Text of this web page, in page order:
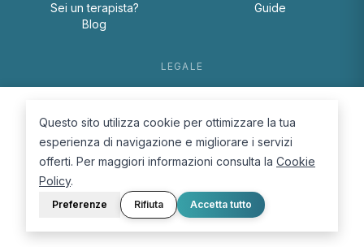
Sei un terapista?
Blog
Guide
LEGALE
Cookie Policy
© 2026 D.Lab S.r.l. — InBuoneMani
Questo sito utilizza cookie per ottimizzare la tua
esperienza di navigazione e migliorare i servizi
offerti. Per maggiori informazioni consulta la Cookie
Policy.
Preferenze Rifiuta Accetta tutto